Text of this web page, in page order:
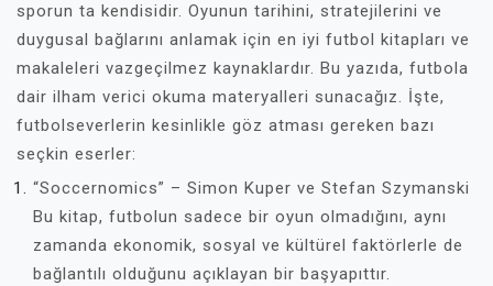
sporun ta kendisidir. Oyunun tarihini, stratejilerini ve
duygusal bağlarını anlamak için en iyi futbol kitapları ve
makaleleri vazgeçilmez kaynaklardır. Bu yazıda, futbola
dair ilham verici okuma materyalleri sunacağız. İşte,
futbolseverlerin kesinlikle göz atması gereken bazı
seçkin eserler:
“Soccernomics” – Simon Kuper ve Stefan Szymanski
Bu kitap, futbolun sadece bir oyun olmadığını, aynı
zamanda ekonomik, sosyal ve kültürel faktörlerle de
bağlantılı olduğunu açıklayan bir başyapıttır.